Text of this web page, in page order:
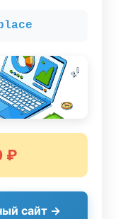
₽
сайт →